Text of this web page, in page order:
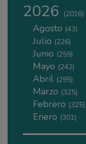
2026 (2016)
Agosto (43)
Julio (226)
Junio (259)
Mayo (242)
Abril (295)
Marzo (325)
Febrero (325)
Enero (301)